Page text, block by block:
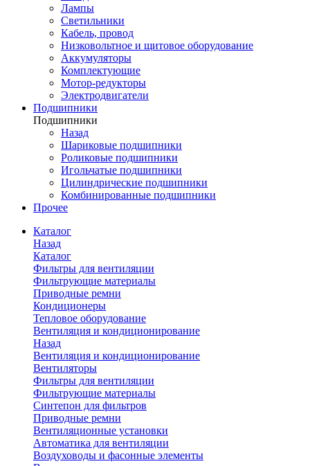
Лампы
Светильники
Кабель, провод
Низковольтное и щитовое оборудование
Аккумуляторы
Комплектующие
Мотор-редукторы
Электродвигатели
Подшипники
Подшипники
Назад
Шариковые подшипники
Роликовые подшипники
Игольчатые подшипники
Цилиндрические подшипники
Комбинированные подшипники
Прочее
Каталог
Назад
Каталог
Фильтры для вентиляции
Фильтрующие материалы
Приводные ремни
Кондиционеры
Тепловое оборудование
Вентиляция и кондиционирование
Назад
Вентиляция и кондиционирование
Вентиляторы
Фильтры для вентиляции
Фильтрующие материалы
Синтепон для фильтров
Приводные ремни
Вентиляционные установки
Автоматика для вентиляции
Воздуховоды и фасонные элементы